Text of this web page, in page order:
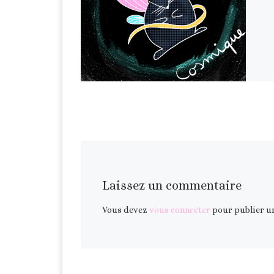
Laissez un commentaire
Vous devezvous connecter pour publier